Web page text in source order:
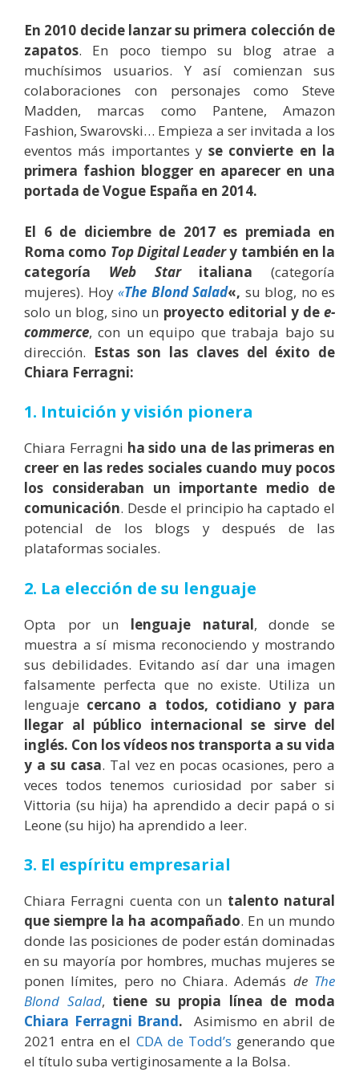
En 2010 decide lanzar su primera colección de
zapatos. En poco tiempo su blog atrae a
muchísimos usuarios. Y así comienzan sus
colaboraciones con personajes como Steve
Madden, marcas como Pantene, Amazon
Fashion, Swarovski… Empieza a ser invitada a los
eventos más importantes yse convierte en la
primera fashion blogger en aparecer en una
portada de Vogue España en 2014.
El 6 de diciembre de 2017 es premiada en
Roma como Top Digital Leadery también en la
categoría Web Staritaliana (categoría
mujeres). Hoy «The BlondSalad«, su blog, no es
solo un blog, sino un proyecto editorial y dee-
commerce, con un equipo que trabaja bajo su
dirección. Estas son las claves del éxito de
Chiara Ferragni:
1. Intuición y visión pionera
Chiara Ferragni ha sido una de las primeras en
creer en las redes sociales cuando muy pocos
los consideraban un importante medio de
comunicación. Desde el principio ha captado el
potencial de los blogs y después de las
plataformas sociales.
2. La elección de su lenguaje
Opta por un lenguaje natural, donde se
muestra a sí misma reconociendo y mostrando
sus debilidades. Evitando así dar una imagen
falsamente perfecta que no existe. Utiliza un
lenguaje cercano a todos, cotidiano y para
llegar al público internacional se sirve del
inglés. Con los vídeos nos transporta a su vida
y a su casa. Tal vez en pocas ocasiones, pero a
veces todos tenemos curiosidad por saber si
Vittoria (su hija) ha aprendido a decir papá o si
Leone (su hijo) ha aprendido a leer.
3. El espíritu empresarial
Chiara Ferragni cuenta con un talento natural
que siempre la ha acompañado. En un mundo
donde las posiciones de poder están dominadas
en su mayoría por hombres, muchas mujeres se
ponen límites, pero no Chiara. Además de The
Blond Salad, tiene su propia línea de moda
Chiara Ferragni Brand. Asimismo en abril de
2021 entra en el CDA de Todd’s generando que
el título suba vertiginosamente a la Bolsa.